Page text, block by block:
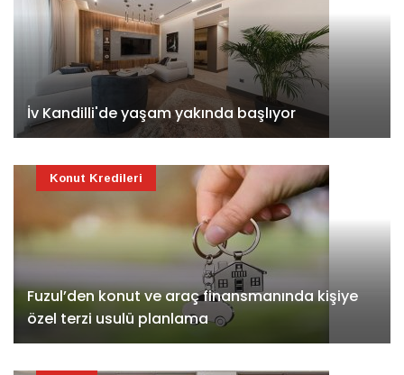
İv Kandilli'de yaşam yakında başlıyor
Fuzul’den konut ve araç finansmanında kişiye
özel terzi usulü planlama
Konut Kredileri